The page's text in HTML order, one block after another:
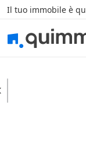
Il tuo immobile è